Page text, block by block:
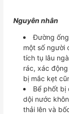
Nguyên nhân
Đường
một số người
tích tụ lâu
rác, xác
bị mắc kẹt
Bể phốt bị
dội nước
thải lên và